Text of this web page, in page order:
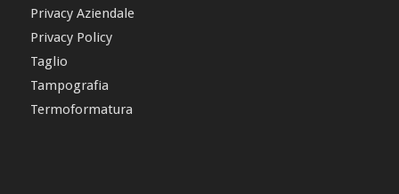
Privacy Aziendale
Privacy Policy
Taglio
Tampografia
Termoformatura